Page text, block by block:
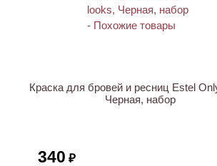
Краска для бровей и ресниц Estel
Черная, набор
340 ₽